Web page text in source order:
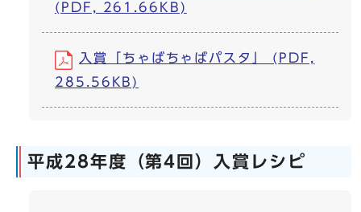
(PDF, 261.66KB)
入賞「ちゃばちゃばパスタ」 (PDF,
285.56KB)
平成28年度（第4回）入賞レシピ